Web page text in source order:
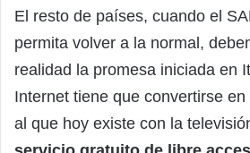
El resto de países, cuando el
permita volver a la normal,
realidad la promesa iniciada en
Internet tiene que convertirse
al que hoy existe con la